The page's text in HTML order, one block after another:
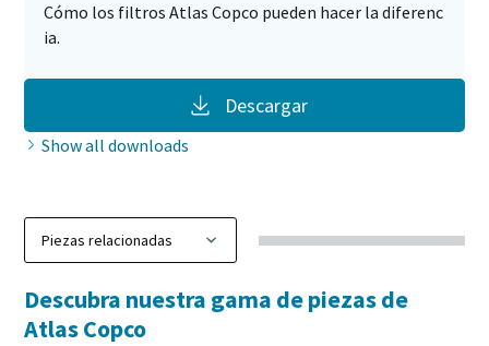
Cómo los filtros Atlas Copco pueden hacer la diferenc
ia.
Descargar
Show all downloads
Descubra nuestra gama de piezas de
Atlas Copco